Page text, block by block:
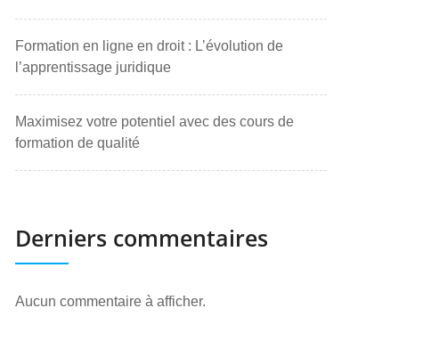
Formation en ligne en droit : L’évolution de
l’apprentissage juridique
Maximisez votre potentiel avec des cours de
formation de qualité
Derniers commentaires
Aucun commentaire à afficher.